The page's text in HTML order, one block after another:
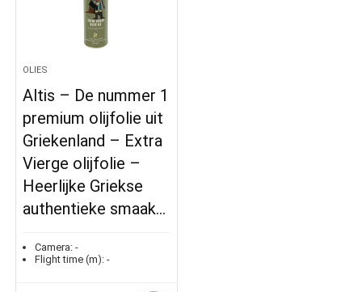
OLIES
Altis – De nummer 1
premium olijfolie uit
Griekenland – Extra
Vierge olijfolie –
Heerlijke Griekse
authentieke smaak…
Camera: -
Flight time (m): -